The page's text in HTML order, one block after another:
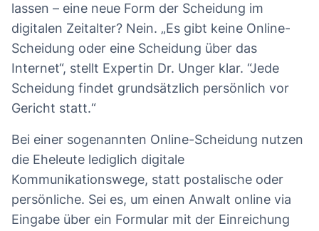
lassen – eine neue Form der Scheidung im
digitalen Zeitalter? Nein. „Es gibt keine Online-
Scheidung oder eine Scheidung über das
Internet“, stellt Expertin Dr. Unger klar. “Jede
Scheidung findet grundsätzlich persönlich vor
Gericht statt.“
Bei einer sogenannten Online-Scheidung nutzen
die Eheleute lediglich digitale
Kommunikationswege, statt postalische oder
persönliche. Sei es, um einen Anwalt online via
Eingabe über ein Formular mit der Einreichung